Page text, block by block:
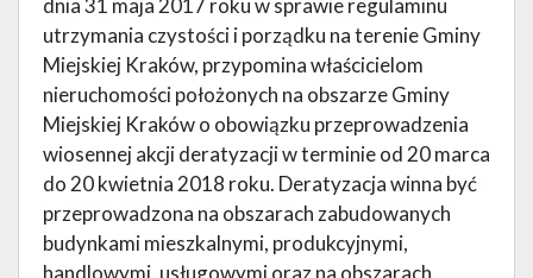
dnia 31 maja 2017 roku w sprawie regulaminu
utrzymania czystości i porządku na terenie Gminy
Miejskiej Kraków, przypomina właścicielom
nieruchomości położonych na obszarze Gminy
Miejskiej Kraków o obowiązku przeprowadzenia
wiosennej akcji deratyzacji w terminie od 20 marca
do 20 kwietnia 2018 roku. Deratyzacja winna być
przeprowadzona na obszarach zabudowanych
budynkami mieszkalnymi, produkcyjnymi,
handlowymi, usługowymi oraz na obszarach